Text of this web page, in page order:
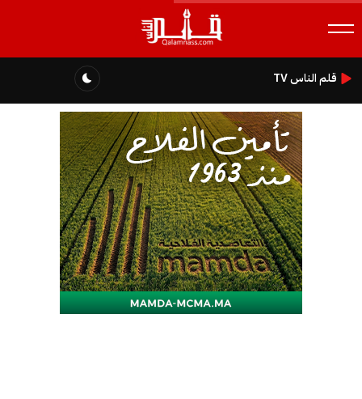
قلم الناس TV